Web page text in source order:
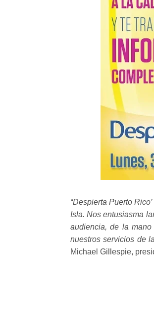
“Despierta Puerto
Isla. Nos entusiasma
audiencia, de la
nuestros servicios de
Michael Gillespie,